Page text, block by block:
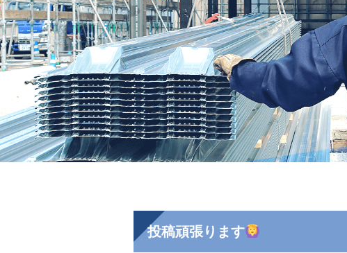
投稿頑張ります